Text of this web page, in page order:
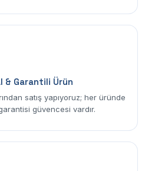
& Garantili Ürün
satış yapıyoruz; her üründe
güvencesi vardır.